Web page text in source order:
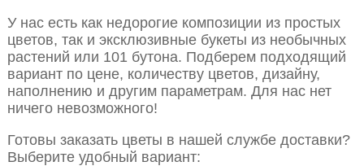
У нас есть как недорогие композиции из простых
цветов, так и эксклюзивные букеты из необычных
растений или 101 бутона. Подберем подходящий
вариант по цене, количеству цветов, дизайну,
наполнению и другим параметрам. Для нас нет
ничего невозможного!
Готовы заказать цветы в нашей службе доставки?
Выберите удобный вариант: